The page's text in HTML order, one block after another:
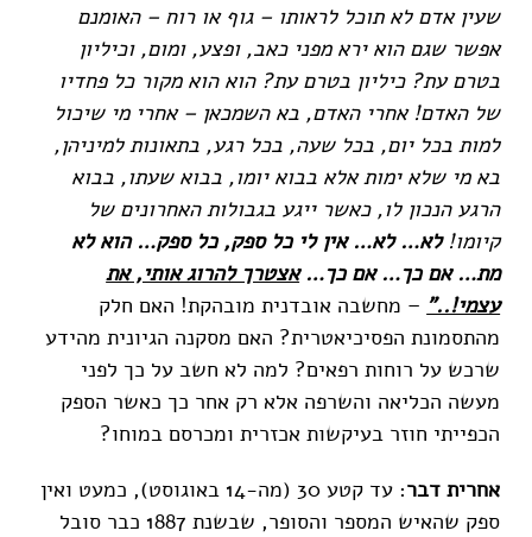
שעין אדם לא תוכל לראותו – גוף או רוח – האומנם
אפשר שגם הוא ירא מפני כאב, ופצע, ומום, וכיליון
בטרם עת? כיליון בטרם עת? הוא הוא מקור כל פחדיו
של האדם! אחרי האדם, בא השמכאן – אחרי מי שיכול
למות בכל יום, בכל שעה, בכל רגע, בתאונות למיניהן,
בא מי שלא ימות אלא בבוא יומו, בבוא שעתו, בבוא
הרגע הנכון לו, כאשר ייגע בגבולות האחרונים של
קיומו! לא… לא… אין לי כל ספק, כל ספק… הוא לא
מת… אם כך… אם כך…אצטרך להרוג אותי, את
עצמי!.." – מחשבה אובדנית מובהקת! האם חלק
מהתסמונת הפסיכיאטרית? האם מסקנה הגיונית מהידע
שרכש על רוחות רפאים? למה לא חשב על כך לפני
מעשה הכליאה והשרפה אלא רק אחר כך כאשר הספק
הכפייתי חוזר בעיקשות אכזרית ומכרסם במוחו?
אחרית דבר
: עד קטע 30 (מה-14 באוגוסט), כמעט ואין
ספק שהאיש המספר והסופר, שבשנת 1887 כבר סובל